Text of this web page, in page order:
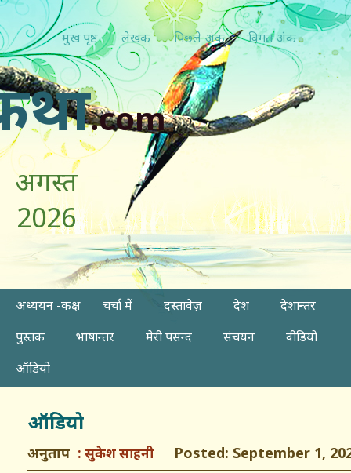
मुख पृष्ठ लेखक पिछ्ले अंक विगत अंक
.com
अगस्त
2026
अध्ययन -कक्ष चर्चा में दस्तावेज़ देश
देशान्तर
पुस्तक
भाषान्तर मेरी पसन्द संचयन
वीडियो
ऑडियो
ऑडियो
अनुताप सुकेश साहनी Posted: September 1,